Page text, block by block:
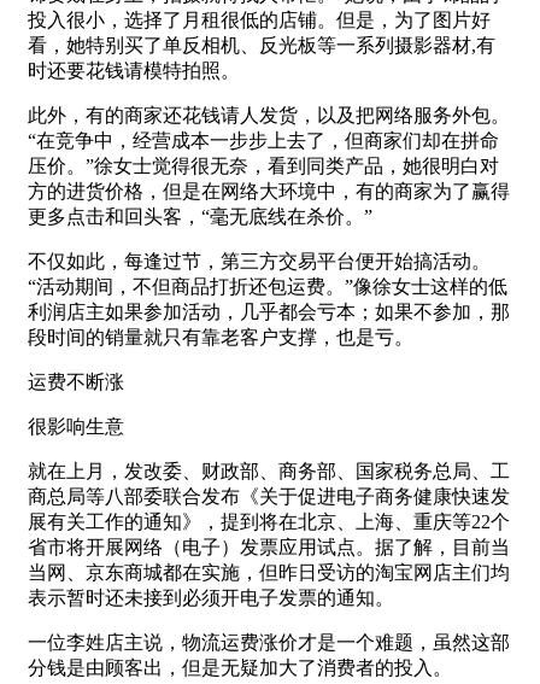
投入很小，选择了月租很低的店铺。但是，为了图片好
看，她特别买了单反相机、反光板等一系列摄影器材,有
时还要花钱请模特拍照。
此外，有的商家还花钱请人发货，以及把网络服务外包。
“在竞争中，经营成本一步步上去了，但商家们却在拼命
压价。”徐女士觉得很无奈，看到同类产品，她很明白对
方的进货价格，但是在网络大环境中，有的商家为了赢得
更多点击和回头客，“毫无底线在杀价。”
不仅如此，每逢过节，第三方交易平台便开始搞活动。
“活动期间，不但商品打折还包运费。”像徐女士这样的低
利润店主如果参加活动，几乎都会亏本；如果不参加，那
段时间的销量就只有靠老客户支撑，也是亏。
运费不断涨
很影响生意
就在上月，发改委、财政部、商务部、国家税务总局、工
商总局等八部委联合发布《关于促进电子商务健康快速发
展有关工作的通知》，提到将在北京、上海、重庆等22个
省市将开展网络（电子）发票应用试点。据了解，目前当
当网、京东商城都在实施，但昨日受访的淘宝网店主们均
表示暂时还未接到必须开电子发票的通知。
一位李姓店主说，物流运费涨价才是一个难题，虽然这部
分钱是由顾客出，但是无疑加大了消费者的投入。